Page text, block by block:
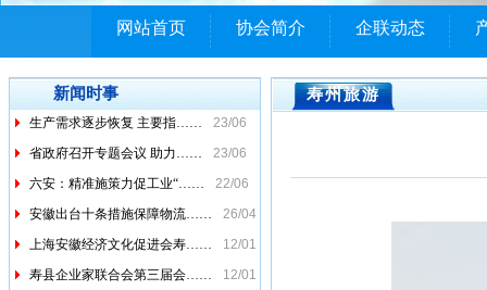
网站首页 协会简介 企联动态
新闻时事
市经信局（国资委）召开2……
23/06
《安徽省人民政府办公厅关……
生产需求逐步恢复 主要指……
23/06
省政府召开专题会议 助力……
23/06
六安：精准施策力促工业“……
22/06
安徽出台十条措施保障物流……
26/04
上海安徽经济文化促进会寿……
12/01
寿县企业家联合会第三届会……
12/01
寿州旅游